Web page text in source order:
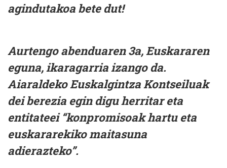
agindutakoa bete dut!
Aurtengo abenduaren 3a, Euskararen
eguna, ikaragarria izango da.
Aiaraldeko Euskalgintza Kontseiluak
dei berezia egin digu herritar eta
entitateei “konpromisoak hartu eta
euskararekiko maitasuna
adierazteko”.